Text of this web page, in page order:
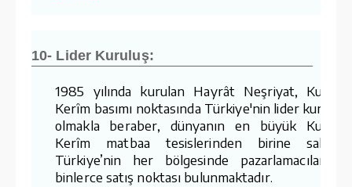
10- Lider Kuruluş:
1985 yılında kurulan Hayrât Neşriyat, Kur'ân-
Kerîm basımı noktasında Türkiye'nin lider
olmakla beraber, dünyanın en büyük Kur'ân-
Kerîm matbaa tesislerinden birine
Türkiye’nin her bölgesinde pazarlamacıları
binlerce satış noktası bulunmaktadır.